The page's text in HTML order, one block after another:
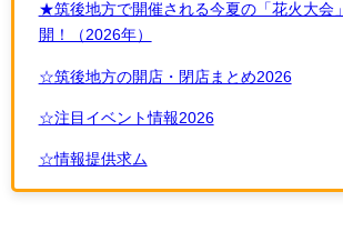
★筑後地方で開催される今夏の「花火大会
開！（2026年）
☆筑後地方の開店・閉店まとめ2026
☆注目イベント情報2026
☆情報提供求ム